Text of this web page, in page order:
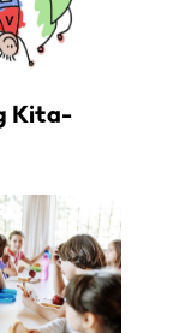
Kita-